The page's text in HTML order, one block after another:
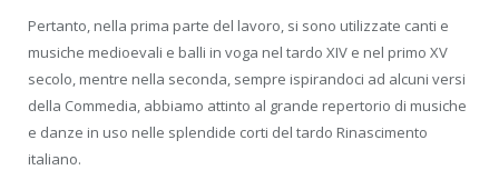
Pertanto, nella prima parte del lavoro, si sono utilizzate canti e
musiche medioevali e balli in voga nel tardo XIV e nel primo XV
secolo, mentre nella seconda, sempre ispirandoci ad alcuni versi
della Commedia, abbiamo attinto al grande repertorio di musiche
e danze in uso nelle splendide corti del tardo Rinascimento
italiano.